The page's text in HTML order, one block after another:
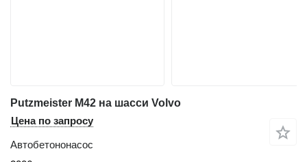
Putzmeister M42 на шасси Volvo
Цена по запросу
Автобетононасос